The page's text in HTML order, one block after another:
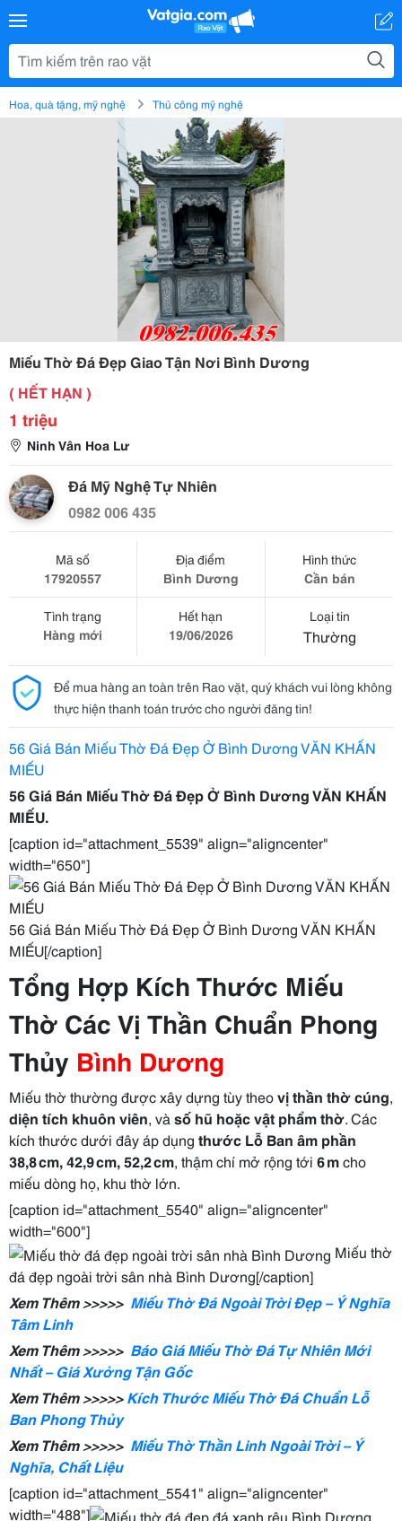
Hoa, quà tặng, mỹ nghệ Thủ công mỹ nghệ
Miếu Thờ Đá Đẹp Giao Tận Nơi Bình Dương
( HẾT HẠN )
1 triệu
Ninh Vân Hoa Lư
Đá Mỹ Nghệ Tự Nhiên
0982 006 435
Mã số
17920557
Địa điểm
Bình Dương
Hình thức
Cần bán
Tình trạng
Hàng mới
Hết hạn
19/06/2026
Loại tin
Thường
Để mua hàng an toàn trên Rao vặt, quý khách vui lòng không
thực hiện thanh toán trước cho người đăng tin!
56 Giá Bán Miếu Thờ Đá Đẹp Ở Bình Dương VĂN KHẤN
MIẾU
56 Giá Bán Miếu Thờ Đá Đẹp Ở Bình Dương VĂN KHẤN
MIẾU.
[caption id="attachment_5539" align="aligncenter"
width="650"]
56 Giá Bán Miếu Thờ Đá Đẹp Ở Bình Dương VĂN KHẤN
MIẾU[/caption]
Tổng Hợp Kích Thước Miếu
Thờ Các Vị Thần Chuẩn Phong
Thủy Bình Dương
Miếu thờ thường được xây dựng tùy theovị thần thờ cúng,
diện tích khuôn viên, và số hũ hoặc vật phẩm thờ. Các
kích thước dưới đây áp dụng thước Lỗ Ban âm phần
38,8 cm, 42,9 cm, 52,2 cm, thậm chí mở rộng tới 6 mcho
miếu dòng họ, khu thờ lớn.
[caption id="attachment_5540" align="aligncenter"
width="600"]
Miếu thờ
đá đẹp ngoài trời sân nhà Bình Dương[/caption]
Xem Thêm >>>>> Miếu Thờ Đá Ngoài Trời Đẹp – Ý Nghĩa
Tâm Linh
Xem Thêm >>>>> Báo Giá Miếu Thờ Đá Tự Nhiên Mới
Nhất – Giá Xưởng Tận Gốc
Xem Thêm >>>>>Kích Thước Miếu Thờ Đá Chuẩn Lỗ
Ban Phong Thủy
Xem Thêm >>>>> Miếu Thờ Thần Linh Ngoài Trời – Ý
Nghĩa, Chất Liệu
[caption id="attachment_5541" align="aligncenter"
width="488"]